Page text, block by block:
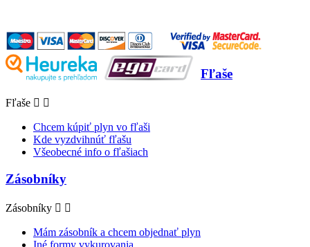
Fľaše
Fľaše  
Chcem kúpiť plyn vo fľaši
Kde vyzdvihnúť fľašu
Všeobecné info o fľašiach
Zásobníky
Zásobníky  
Mám zásobník a chcem objednať plyn
Iné formy vykurovania